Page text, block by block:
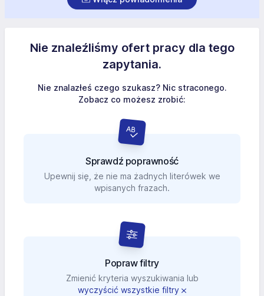
Nie znaleźliśmy ofert pracy dla tego
zapytania.
Nie znalazłeś czego szukasz? Nic straconego.
Zobacz co możesz zrobić:
Sprawdź poprawność
Upewnij się, że nie ma żadnych literówek we
wpisanych frazach.
Popraw filtry
Zmienić kryteria wyszukiwania lub
wyczyścić wszystkie filtry